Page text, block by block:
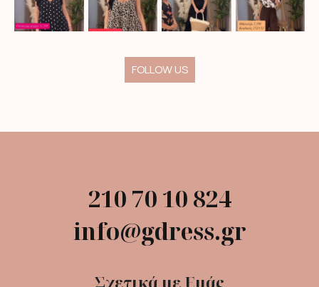
FOLLOW US
210 70 10 824
info@gdress.gr